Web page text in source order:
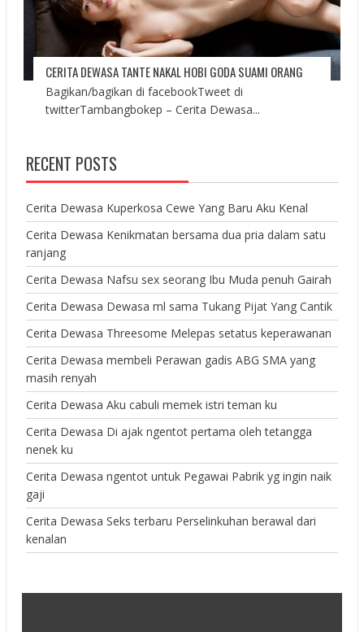
CERITA DEWASA TANTE NAKAL HOBI GODA SUAMI ORANG
Bagikan/bagikan di facebookTweet di
twitterTambangbokep – Cerita Dewasa...
RECENT POSTS
Cerita Dewasa Kuperkosa Cewe Yang Baru Aku Kenal
Cerita Dewasa Kenikmatan bersama dua pria dalam satu
ranjang
Cerita Dewasa Nafsu sex seorang Ibu Muda penuh Gairah
Cerita Dewasa Dewasa ml sama Tukang Pijat Yang Cantik
Cerita Dewasa Threesome Melepas setatus keperawanan
Cerita Dewasa membeli Perawan gadis ABG SMA yang
masih renyah
Cerita Dewasa Aku cabuli memek istri teman ku
Cerita Dewasa Di ajak ngentot pertama oleh tetangga
nenek ku
Cerita Dewasa ngentot untuk Pegawai Pabrik yg ingin naik
gaji
Cerita Dewasa Seks terbaru Perselinkuhan berawal dari
kenalan